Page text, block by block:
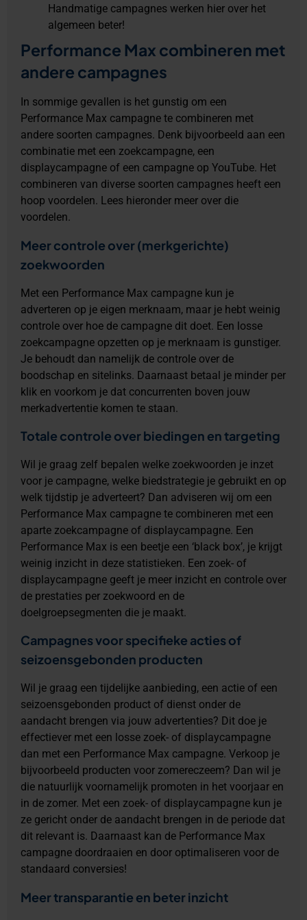
Handmatige campagnes werken hier over het
algemeen beter!
Performance Max combineren met
andere campagnes
In sommige gevallen is het gunstig om een
Performance Max campagne te combineren met
andere soorten campagnes. Denk bijvoorbeeld aan een
combinatie met een zoekcampagne, een
displaycampagne of een campagne op YouTube. Het
combineren van diverse soorten campagnes heeft een
hoop voordelen. Lees hieronder meer over die
voordelen.
Meer controle over (merkgerichte)
zoekwoorden
Met een Performance Max campagne kun je
adverteren op je eigen merknaam, maar je hebt weinig
controle over hoe de campagne dit doet. Een losse
zoekcampagne opzetten op je merknaam is gunstiger.
Je behoudt dan namelijk de controle over de
boodschap en sitelinks. Daarnaast betaal je minder per
klik en voorkom je dat concurrenten boven jouw
merkadvertentie komen te staan.
Totale controle over biedingen en targeting
Wil je graag zelf bepalen welke zoekwoorden je inzet
voor je campagne, welke biedstrategie je gebruikt en op
welk tijdstip je adverteert? Dan adviseren wij om een
Performance Max campagne te combineren met een
aparte zoekcampagne of displaycampagne. Een
Performance Max is een beetje een ‘black box’, je krijgt
weinig inzicht in deze statistieken. Een zoek- of
displaycampagne geeft je meer inzicht en controle over
de prestaties per zoekwoord en de
doelgroepsegmenten die je maakt.
Campagnes voor specifieke acties of
seizoensgebonden producten
Wil je graag een tijdelijke aanbieding, een actie of een
seizoensgebonden product of dienst onder de
aandacht brengen via jouw advertenties? Dit doe je
effectiever met een losse zoek- of displaycampagne
dan met een Performance Max campagne. Verkoop je
bijvoorbeeld producten voor zomereczeem? Dan wil je
die natuurlijk voornamelijk promoten in het voorjaar en
in de zomer. Met een zoek- of displaycampagne kun je
ze gericht onder de aandacht brengen in de periode dat
dit relevant is. Daarnaast kan de Performance Max
campagne doordraaien en door optimaliseren voor de
standaard conversies!
Meer transparantie en beter inzicht